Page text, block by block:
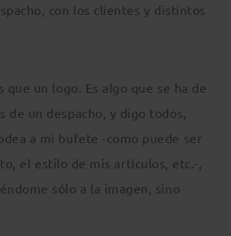
con los clientes y distintos
un logo. Es algo que se ha de
un despacho, y digo todos,
a mi bufete -como puede ser
el estilo de mis artículos, etc.-,
sólo a la imagen, sino